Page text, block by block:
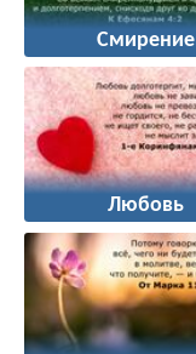
Смирение
Любовь